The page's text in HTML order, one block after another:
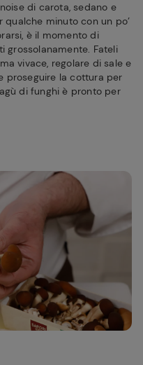
di carota, sedano e
minuto con un po’
è il momento di
grossolanamente. Fateli
vivace, regolare di sale e
proseguire la cottura per
di funghi è pronto per